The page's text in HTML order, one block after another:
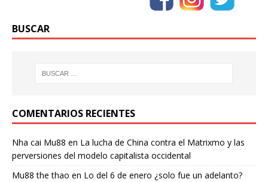
BUSCAR
COMENTARIOS RECIENTES
Nha cai Mu88 en La lucha de China contra el Matrixmo y las
perversiones del modelo capitalista occidental
Mu88 the thao en Lo del 6 de enero ¿solo fue un adelanto?